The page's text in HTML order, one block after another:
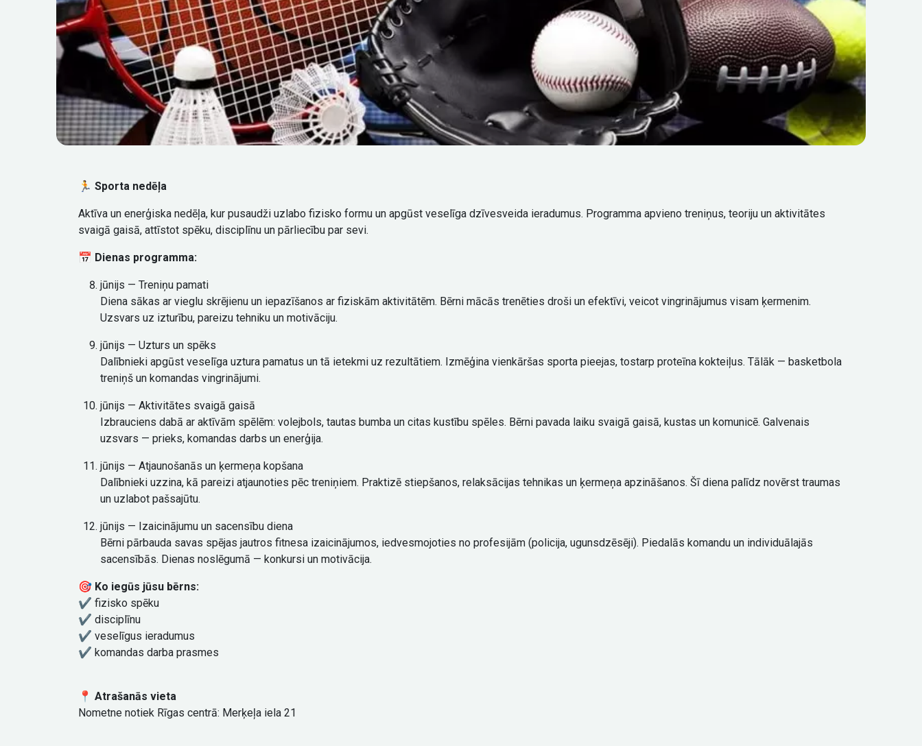
🏃 Sporta nedēļa
Aktīva un enerģiska nedēļa, kur pusaudži uzlabo fizisko formu un apgūst veselīga dzīvesveida ieradumus. Programma apvieno treniņus, teoriju un aktivitātes
svaigā gaisā, attīstot spēku, disciplīnu un pārliecību par sevi.
📅 Dienas programma:
jūnijs — Treniņu pamati
Diena sākas ar vieglu skrējienu un iepazīšanos ar fiziskām aktivitātēm. Bērni mācās trenēties droši un efektīvi, veicot vingrinājumus visam ķermenim.
Uzsvars uz izturību, pareizu tehniku un motivāciju.
jūnijs — Uzturs un spēks
Dalībnieki apgūst veselīga uztura pamatus un tā ietekmi uz rezultātiem. Izmēģina vienkāršas sporta pieejas, tostarp proteīna kokteiļus. Tālāk — basketbola
treniņš un komandas vingrinājumi.
jūnijs — Aktivitātes svaigā gaisā
Izbrauciens dabā ar aktīvām spēlēm: volejbols, tautas bumba un citas kustību spēles. Bērni pavada laiku svaigā gaisā, kustas un komunicē. Galvenais
uzsvars — prieks, komandas darbs un enerģija.
jūnijs — Atjaunošanās un ķermeņa kopšana
Dalībnieki uzzina, kā pareizi atjaunoties pēc treniņiem. Praktizē stiepšanos, relaksācijas tehnikas un ķermeņa apzināšanos. Šī diena palīdz novērst traumas
un uzlabot pašsajūtu.
jūnijs — Izaicinājumu un sacensību diena
Bērni pārbauda savas spējas jautros fitnesa izaicinājumos, iedvesmojoties no profesijām (policija, ugunsdzēsēji). Piedalās komandu un individuālajās
sacensībās. Dienas noslēgumā — konkursi un motivācija.
🎯 Ko iegūs jūsu bērns:
✔️ fizisko spēku
✔️ disciplīnu
✔️ veselīgus ieradumus
✔️ komandas darba prasmes
📍 Atrašanās vieta
Nometne notiek Rīgas centrā: Merķeļa iela 21